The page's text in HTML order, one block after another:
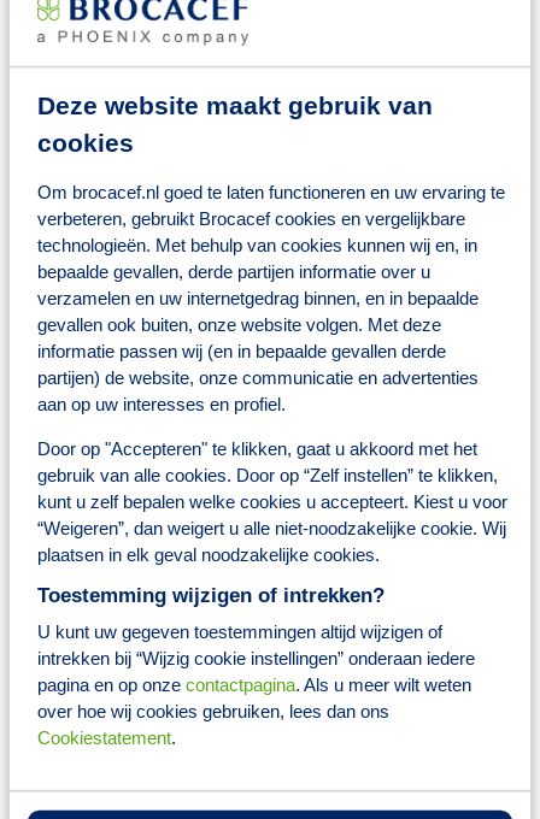
Deze website maakt gebruik van
cookies
Om brocacef.nl goed te laten functioneren en uw ervaring te
verbeteren, gebruikt Brocacef cookies en vergelijkbare
technologieën. Met behulp van cookies kunnen wij en, in
bepaalde gevallen, derde partijen informatie over u
verzamelen en uw internetgedrag binnen, en in bepaalde
gevallen ook buiten, onze website volgen. Met deze
informatie passen wij (en in bepaalde gevallen derde
partijen) de website, onze communicatie en advertenties
aan op uw interesses en profiel.
Door op "Accepteren" te klikken, gaat u akkoord met het
gebruik van alle cookies. Door op “Zelf instellen” te klikken,
kunt u zelf bepalen welke cookies u accepteert. Kiest u voor
“Weigeren”, dan weigert u alle niet-noodzakelijke cookie. Wij
plaatsen in elk geval noodzakelijke cookies.
Toestemming wijzigen of intrekken?
U kunt uw gegeven toestemmingen altijd wijzigen of
intrekken bij “Wijzig cookie instellingen” onderaan iedere
pagina en op onze contactpagina. Als u meer wilt weten
over hoe wij cookies gebruiken, lees dan ons
Cookiestatement.
Goed vooruit gepland
Waarom deze rol anders is
Focus op inhoudelijke farmaceutische zorg
Geen baliewerk of logistieke handelingen
Werk dat direct impact heeft op patiëntveiligheid
Wat bieden wij jou?
Inhoudelijk uitdagende functie met veel verantwoordelijkheid
Kantoortijden (08:00 – 17:30)
1x per 8 weken een zaterdagdienst (met compensatiedag)
Hecht en betrokken team
Laptop en telefoon
Ergonomische werkplek + mogelijkheid tot bewegen (desk
bikes!)
Ruime opleidings- en ontwikkelmogelijkheden
Doorgroeikansen binnen Brocacef
Wat jij hiervoor terugkrijgt
Een marktconform salaris, volgens CAO Apotheken.
Reiskostenvergoeding conform cao apotheken.
De mogelijkheid om naar keuze fiscaal voordelig producten
aan te schaffen via het platform Fiscfree, waaronder
bijvoorbeeld een (elektrische) fiets.
Toegang tot een zeer groot (online) training- en
opleidingsaanbod voor jouw persoonlijke ontwikkeling.
Carrièrekansen en doorgroeimogelijkheden binnen al onze
Er is een actieve personeelsvereniging met het gehele jaar